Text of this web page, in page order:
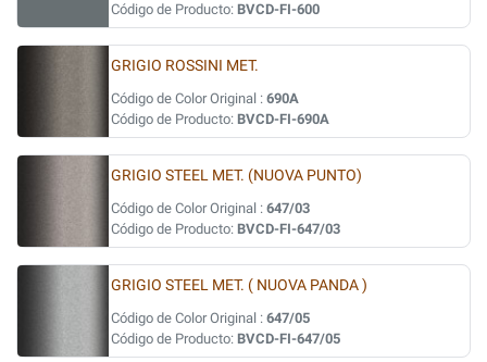
Código de Producto: BVCD-FI-600
GRIGIO ROSSINI MET.
Código de Color Original : 690A
Código de Producto: BVCD-FI-690A
GRIGIO STEEL MET. (NUOVA PUNTO)
Código de Color Original : 647/03
Código de Producto: BVCD-FI-647/03
GRIGIO STEEL MET. ( NUOVA PANDA )
Código de Color Original : 647/05
Código de Producto: BVCD-FI-647/05